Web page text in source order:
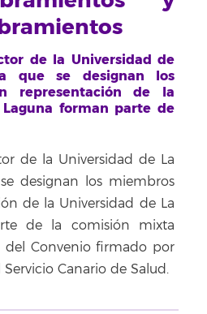
de la Universidad de
que se designan los
representación de la
forman parte de
de la Universidad de La
designan los miembros
de la Universidad de La
de la comisión mixta
del Convenio firmado por
Canario de Salud.